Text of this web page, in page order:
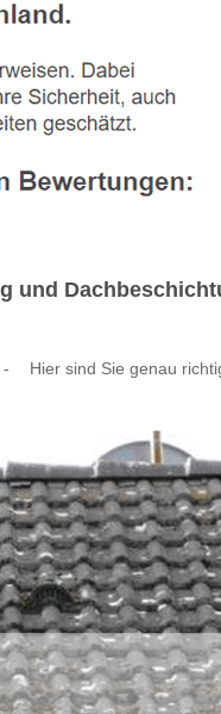
und
- Hier sind Sie genau